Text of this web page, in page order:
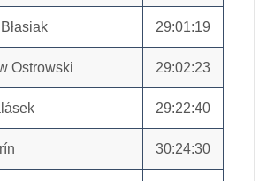
29:01:19
Ostrowski 29:02:23
29:22:40
30:24:30